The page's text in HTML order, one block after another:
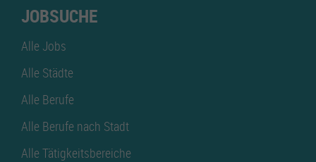
JOBSUCHE
Alle Jobs
Alle Städte
Alle Berufe
Alle Berufe nach Stadt
Alle Tätigkeitsbereiche